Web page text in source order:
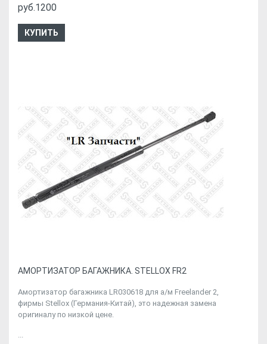
руб.1200
КУПИТЬ
АМОРТИЗАТОР БАГАЖНИКА. STELLOX FR2
Амортизатор багажника LR030618 для а/м Freelander 2,
фирмы Stellox (Германия-Китай), это надежная замена
оригиналу по низкой цене.
...